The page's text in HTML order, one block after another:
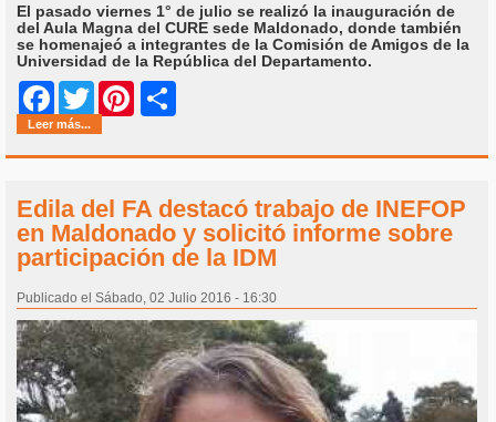
El pasado viernes 1° de julio se realizó la inauguración de
del Aula Magna del CURE sede Maldonado, donde también
se homenajeó a integrantes de la Comisión de Amigos de la
Universidad de la República del Departamento.
Facebook
Twitter Pinterest
Leer más...
Edila del FA destacó trabajo de INEFOP
en Maldonado y solicitó informe sobre
participación de la IDM
Publicado el Sábado, 02 Julio 2016 - 16:30